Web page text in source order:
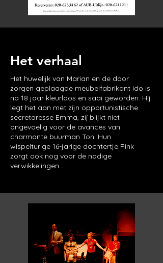
Het verhaal
Het huwelijk van Marian en de door
zorgen geplaagde meubelfabrikant Ido is
na 18 jaar kleurloos en saai geworden. Híj
legt het aan met zijn opportunistische
secretaresse Emma, zíj blijkt niet
ongevoelig voor de avances van
charmante buurman Ton. Hun
wispelturige 16-jarige dochtertje Pink
zorgt ook nog voor de nodige
verwikkelingen...